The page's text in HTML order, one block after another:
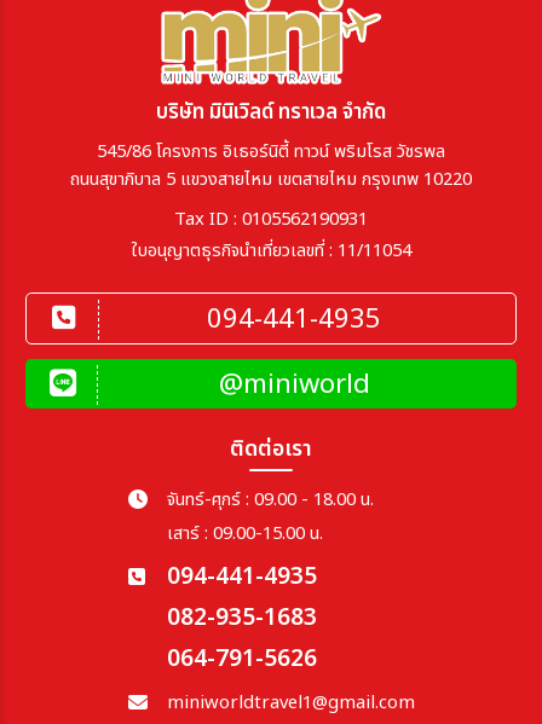
บริษัท มินิเวิลด์ ทราเวล จำกัด
545/86 โครงการ อิเธอร์นิตี้ ทาวน์ พริมโรส วัชรพล
ถนนสุขาภิบาล 5 แขวงสายไหม เขตสายไหม กรุงเทพ 10220
Tax ID : 0105562190931
ใบอนุญาตธุรกิจนำเที่ยวเลขที่ : 11/11054
094-441-4935
@miniworld
ติดต่อเรา
จันทร์-ศุกร์ : 09.00 - 18.00 น.
เสาร์ : 09.00-15.00 น.
094-441-4935
082-935-1683
064-791-5626
miniworldtravel1@gmail.com